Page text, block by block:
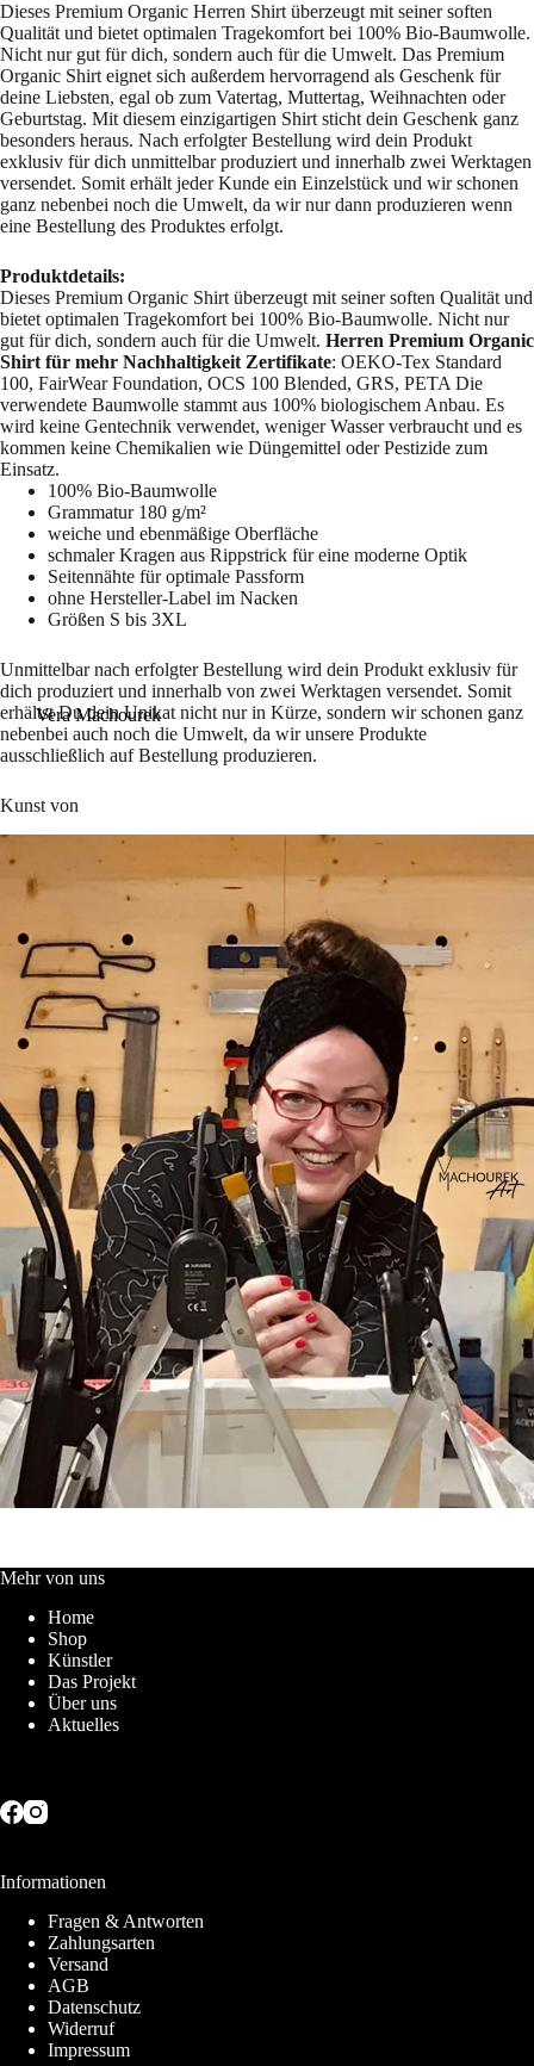
Dieses Premium Organic Herren Shirt überzeugt mit seiner soften
Qualität und bietet optimalen Tragekomfort bei 100% Bio-Baumwolle.
Nicht nur gut für dich, sondern auch für die Umwelt. Das Premium
Organic Shirt eignet sich außerdem hervorragend als Geschenk für
deine Liebsten, egal ob zum Vatertag, Muttertag, Weihnachten oder
Geburtstag. Mit diesem einzigartigen Shirt sticht dein Geschenk ganz
besonders heraus. Nach erfolgter Bestellung wird dein Produkt
exklusiv für dich unmittelbar produziert und innerhalb zwei Werktagen
versendet. Somit erhält jeder Kunde ein Einzelstück und wir schonen
ganz nebenbei noch die Umwelt, da wir nur dann produzieren wenn
eine Bestellung des Produktes erfolgt.
Produktdetails:
Dieses Premium Organic Shirt überzeugt mit seiner soften Qualität und
bietet optimalen Tragekomfort bei 100% Bio-Baumwolle. Nicht nur
gut für dich, sondern auch für die Umwelt. Herren Premium Organic
Shirt für mehr Nachhaltigkeit Zertifikate: OEKO-Tex Standard
100, FairWear Foundation, OCS 100 Blended, GRS, PETA Die
verwendete Baumwolle stammt aus 100% biologischem Anbau. Es
wird keine Gentechnik verwendet, weniger Wasser verbraucht und es
kommen keine Chemikalien wie Düngemittel oder Pestizide zum
Einsatz.
100% Bio-Baumwolle
Grammatur 180 g/m²
weiche und ebenmäßige Oberfläche
schmaler Kragen aus Rippstrick für eine moderne Optik
Seitennähte für optimale Passform
ohne Hersteller-Label im Nacken
Größen S bis 3XL
Unmittelbar nach erfolgter Bestellung wird dein Produkt exklusiv für
dich produziert und innerhalb von zwei Werktagen versendet. Somit
erhältst Du dein Unikat nicht nur in Kürze, sondern wir schonen ganz
nebenbei auch noch die Umwelt, da wir unsere Produkte
ausschließlich auf Bestellung produzieren.
Kunst von
Vera Machourek
Mehr von uns
Home
Shop
Künstler
Das Projekt
Über uns
Aktuelles
Informationen
Fragen & Antworten
Zahlungsarten
Versand
AGB
Datenschutz
Widerruf
Impressum